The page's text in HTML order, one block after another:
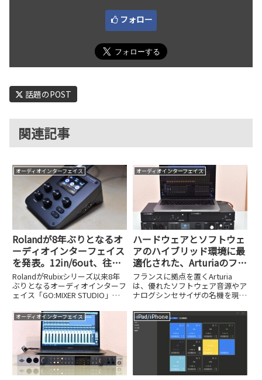
フォロー
話題のPOST
関連記事
オーディオインターフェイス
Rolandが8年ぶりとなるオ
ーディオインターフェイス
を発表。12in/6out、往年
の名機をモデリングしたエ
フェクトが魅力の
GO:MIXER STUDIO
RolandがRubixシリーズ以来8年
ぶりとなるオーディオインターフ
ェイス「GO:MIXER STUDIO」を
た。12in/6out対応や名機モデリ
ングエフェクトの魅力を解説しま
オーディオインターフェイス
ハードウェアとソフトウェ
アのハイブリッド環境に最
適化された、Arturiaのフラ
ッグシップオーディオI/F
AudioFuse 16Rig
フランスに拠点を置くArturia
は、優れたソフトウェア音源やア
ナログシンセサイザの名機を現代
ーザーやミュージシャンから絶大
な支持を得ているメーカー。その
Arturiaが近年、オーディオイン
ターフェイスの分野...
オーディオインターフェイス iPad/iPhone